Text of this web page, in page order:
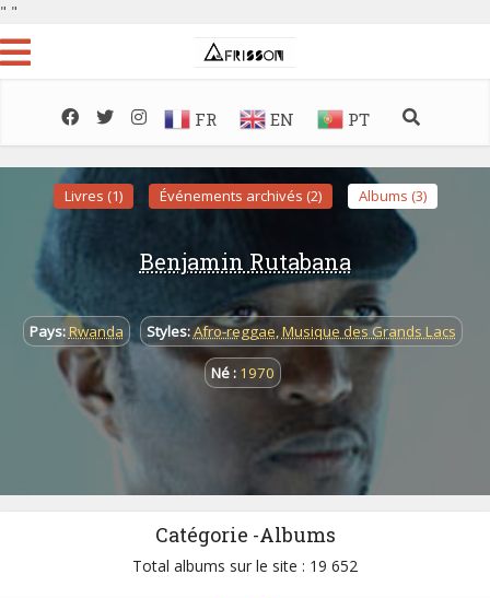
" "
FR EN PT
Livres (1) Événements archivés (2) Albums (3)
Benjamin Rutabana
Pays: Rwanda Styles:Afro-reggae,Musique des Grands Lacs
Né : 1970
Catégorie -Albums
Total albums sur le site : 19 652